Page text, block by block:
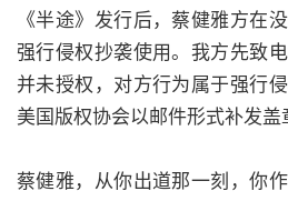
《半途》发行后，蔡健雅方在
强行侵权抄袭使用。我方先致
并未授权，对方行为属于强行
美国版权协会以邮件形式补发盖
蔡健雅，从你出道那一刻，你